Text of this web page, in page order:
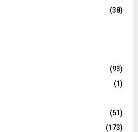
(38)
(93)
(1)
(51)
(173)